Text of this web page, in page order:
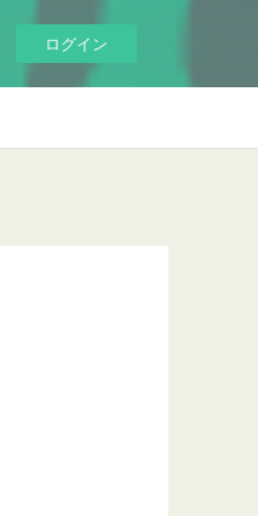
ログイン